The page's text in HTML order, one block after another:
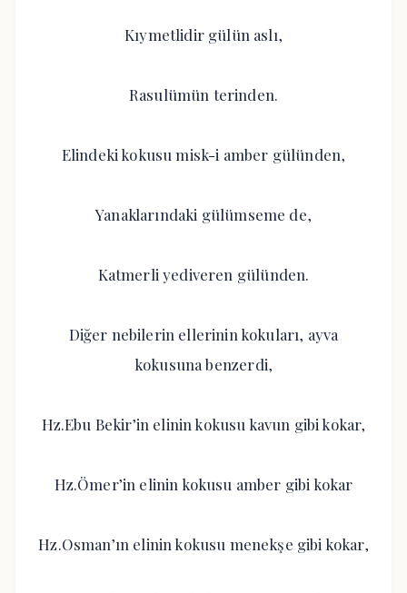
Kıymetlidir gülün aslı,
Rasulümün terinden.
Elindeki kokusu misk-i amber gülünden,
Yanaklarındaki gülümseme de,
Katmerli yediveren gülünden.
Diğer nebilerin ellerinin kokuları, ayva
kokusuna benzerdi,
Hz.Ebu Bekir’in elinin kokusu kavun gibi kokar,
Hz.Ömer’in elinin kokusu amber gibi kokar
Hz.Osman’ın elinin kokusu menekşe gibi kokar,